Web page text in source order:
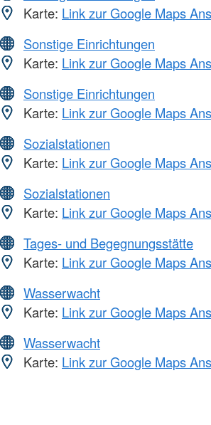
Karte: Link zur Google Maps
Sonstige Einrichtungen
Karte: Link zur Google Maps
Sonstige Einrichtungen
Karte: Link zur Google Maps
Sozialstationen
Karte: Link zur Google Maps
Sozialstationen
Karte: Link zur Google Maps
Tages- und Begegnungsstätte
Karte: Link zur Google Maps
Wasserwacht
Karte: Link zur Google Maps
Wasserwacht
Karte: Link zur Google Maps